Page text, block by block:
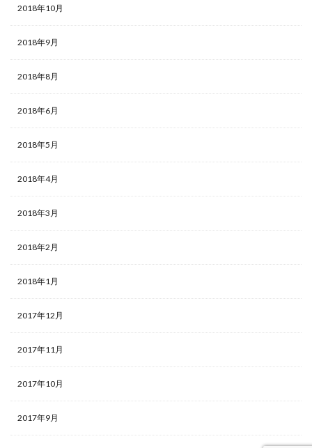
2018年10月
2018年9月
2018年8月
2018年6月
2018年5月
2018年4月
2018年3月
2018年2月
2018年1月
2017年12月
2017年11月
2017年10月
2017年9月